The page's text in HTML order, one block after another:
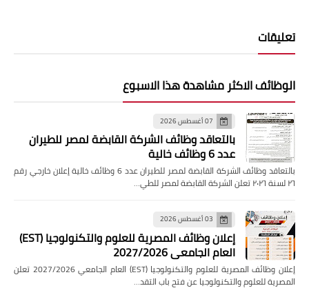
تعليقات
الوظائف الاكثر مشاهدة هذا الاسبوع
07 أغسطس 2026
بالتعاقد وظائف الشركة القابضة لمصر للطيران
عدد 6 وظائف خالية
بالتعاقد وظائف الشركة القابضة لمصر للطيران عدد 6 وظائف خالية إعلان خارجي رقم
٢٦ لسنة ٢٠٢٦ تعلن الشركة القابضة لمصر للطي…
03 أغسطس 2026
إعلان وظائف المصرية للعلوم والتكنولوجيا (EST)
العام الجامعي 2027/2026
إعلان وظائف المصرية للعلوم والتكنولوجيا (EST) العام الجامعي 2027/2026 تعلن
المصرية للعلوم والتكنولوجيا عن فتح باب التقد…